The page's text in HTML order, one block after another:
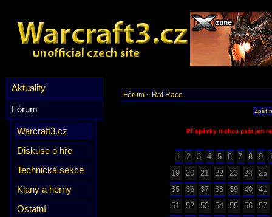
Aktuality
Fórum
Warcraft3.cz
Diskuse o hře
Technická sekce
Klany a herny
Ostatní
Fórum ~ Rat Race
Zpět
Příspěvky mohou psát jen
1 2 3 4 5 6 7 8 9
19
20 21 22 23 24
25
35
36 37 38 39 40
41
51
52 53 54 55 56
57